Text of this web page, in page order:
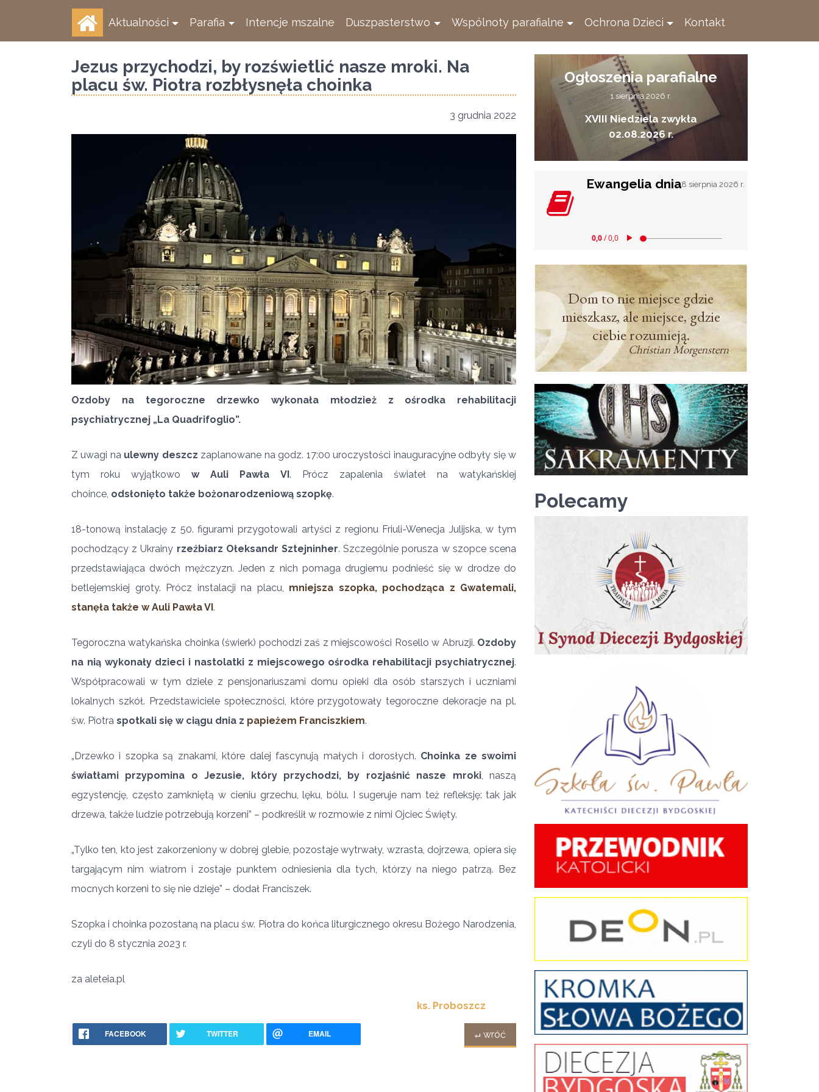
Aktualności Parafia Intencje mszalne Duszpasterstwo Wspólnoty parafialne Ochrona Dzieci Kontakt
Jezus przychodzi, by rozświetlić nasze mroki. Na
placu św. Piotra rozbłysnęła choinka
3 grudnia 2022
Ozdoby na tegoroczne drzewko wykonała młodzież z ośrodka rehabilitacji
psychiatrycznej „La Quadrifoglio”.
Z uwagi na ulewny deszcz zaplanowane na godz. 17:00 uroczystości inauguracyjne odbyły się w
tym roku wyjątkowow Auli Pawła VI. Prócz zapalenia świateł na watykańskiej
choince, odsłonięto także bożonarodzeniową szopkę.
18-tonową instalację z 50. figurami przygotowali artyści z regionu Friuli-Wenecja Julijska, w tym
pochodzący z Ukrainy rzeźbiarz Ołeksandr Sztejninher. Szczególnie porusza w szopce scena
przedstawiająca dwóch mężczyzn. Jeden z nich pomaga drugiemu podnieść się w drodze do
betlejemskiej groty. Prócz instalacji na placu, mniejsza szopka, pochodząca z Gwatemali,
stanęła także w Auli Pawła VI.
Tegoroczna watykańska choinka (świerk) pochodzi zaś z miejscowości Rosello w Abruzji. Ozdoby
na nią wykonały dzieci i nastolatki z miejscowego ośrodka rehabilitacji psychiatrycznej.
Współpracowali w tym dziele z pensjonariuszami domu opieki dla osób starszych i uczniami
lokalnych szkół. Przedstawiciele społeczności, które przygotowały tegoroczne dekoracje na pl.
św. Piotra spotkali się w ciągu dnia z papieżem Franciszkiem.
„Drzewko i szopka są znakami, które dalej fascynują małych i dorosłych. Choinka ze swoimi
światłami przypomina o Jezusie, który przychodzi, by rozjaśnić nasze mroki, naszą
egzystencję, często zamkniętą w cieniu grzechu, lęku, bólu. I sugeruje nam też refleksję: tak jak
drzewa, także ludzie potrzebują korzeni” – podkreślił w rozmowie z nimi Ojciec Święty.
„Tylko ten, kto jest zakorzeniony w dobrej glebie, pozostaje wytrwały, wzrasta, dojrzewa, opiera się
targającym nim wiatrom i zostaje punktem odniesienia dla tych, którzy na niego patrzą. Bez
mocnych korzeni to się nie dzieje” – dodał Franciszek.
Szopka i choinka pozostaną na placu św. Piotra do końca liturgicznego okresu Bożego Narodzenia,
czyli do 8 stycznia 2023 r.
za aleteia.pl
ks. Proboszcz
FACEBOOK TWITTER EMAIL ↵ wróć
Ogłoszenia parafialne
1 sierpnia 2026 r.
XVIII Niedziela zwykła
02.08.2026 r.
Ewangelia dnia8 sierpnia 2026 r.
Dom to nie miejsce gdzie
mieszkasz, ale miejsce, gdzie
ciebie rozumieją.
Christian Morgenstern
Polecamy